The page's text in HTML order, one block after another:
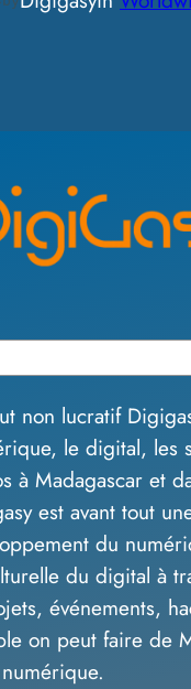
non lucratif
le digital, les
à Madagascar et
est avant tout
du
du digital à
événements,
on peut faire de